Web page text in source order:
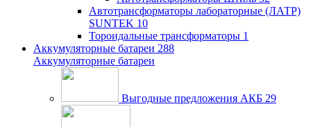
Автотрансформаторы лабораторные (ЛАТР)
SUNTEK 10
Тороидальные трансформаторы 1
Аккумуляторные батареи 288
Аккумуляторные батареи
Выгодные предложения АКБ 29